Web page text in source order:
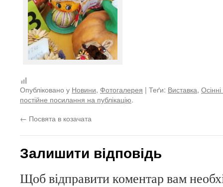
Опубліковано у Новини, Фотогалерея | Теґи: Виставка,
постійне посилання на публікацію.
← Посвята в козачата
Залишити відповідь
Щоб відправити коментар вам